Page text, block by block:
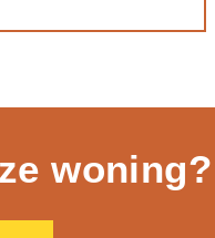
woning?